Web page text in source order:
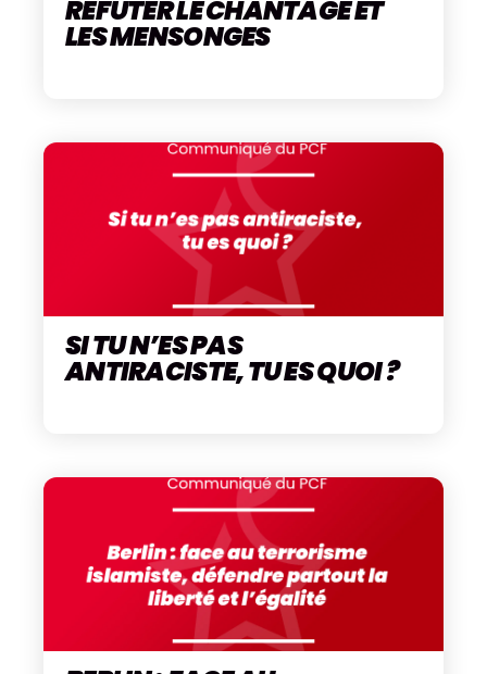
RÉFUTER LE CHANTAGE ET
LES MENSONGES
SI TU N’ES PAS
ANTIRACISTE, TU ES QUOI ?